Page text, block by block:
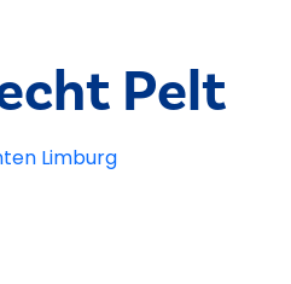
Pelt
Limburg